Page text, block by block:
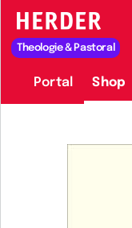
HERDER-MENÜ
Theologie & Pastoral
Portal Shop